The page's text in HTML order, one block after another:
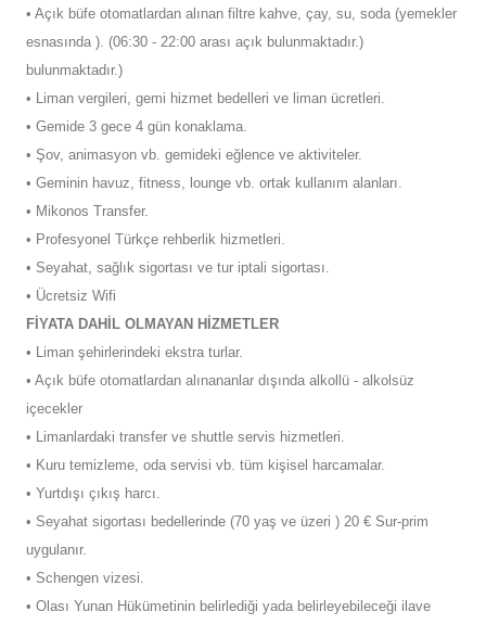
• Açık büfe otomatlardan alınan filtre kahve, çay, su, soda (yemekler
esnasında ). (06:30 - 22:00 arası açık bulunmaktadır.)
bulunmaktadır.)
• Liman vergileri, gemi hizmet bedelleri ve liman ücretleri.
• Gemide 3 gece 4 gün konaklama.
• Şov, animasyon vb. gemideki eğlence ve aktiviteler.
• Geminin havuz, fitness, lounge vb. ortak kullanım alanları.
• Mikonos Transfer.
• Profesyonel Türkçe rehberlik hizmetleri.
• Seyahat, sağlık sigortası ve tur iptali sigortası.
• Ücretsiz Wifi
FİYATA DAHİL OLMAYAN HİZMETLER
• Liman şehirlerindeki ekstra turlar.
• Açık büfe otomatlardan alınananlar dışında alkollü - alkolsüz
içecekler
• Limanlardaki transfer ve shuttle servis hizmetleri.
• Kuru temizleme, oda servisi vb. tüm kişisel harcamalar.
• Yurtdışı çıkış harcı.
• Seyahat sigortası bedellerinde (70 yaş ve üzeri ) 20 € Sur-prim
uygulanır.
• Schengen vizesi.
• Olası Yunan Hükümetinin belirlediği yada belirleyebileceği ilave